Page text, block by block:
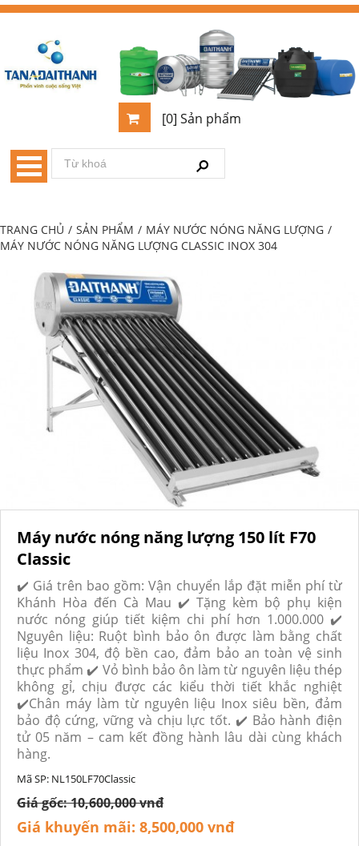
[0] Sản phẩm
TRANG CHỦ / SẢN PHẨM / MÁY NƯỚC NÓNG NĂNG LƯỢNG /
MÁY NƯỚC NÓNG NĂNG LƯỢNG CLASSIC INOX 304
Máy nước nóng năng lượng 150 lít F70
Classic
✔️ Giá trên bao gồm: Vận chuyển lắp đặt miễn phí từ
Khánh Hòa đến Cà Mau ✔️ Tặng kèm bộ phụ kiện
nước nóng giúp tiết kiệm chi phí hơn 1.000.000 ✔️
Nguyên liệu: Ruột bình bảo ôn được làm bằng chất
liệu Inox 304, độ bền cao, đảm bảo an toàn vệ sinh
thực phẩm ✔️ Vỏ bình bảo ôn làm từ nguyên liệu thép
không gỉ, chịu được các kiểu thời tiết khắc nghiệt
✔️Chân máy làm từ nguyên liệu Inox siêu bền, đảm
bảo độ cứng, vững và chịu lực tốt. ✔️ Bảo hành điện
tử 05 năm – cam kết đồng hành lâu dài cùng khách
hàng.
Mã SP: NL150LF70Classic
Giá gốc:10,600,000 vnđ
Giá khuyến mãi: 8,500,000 vnđ